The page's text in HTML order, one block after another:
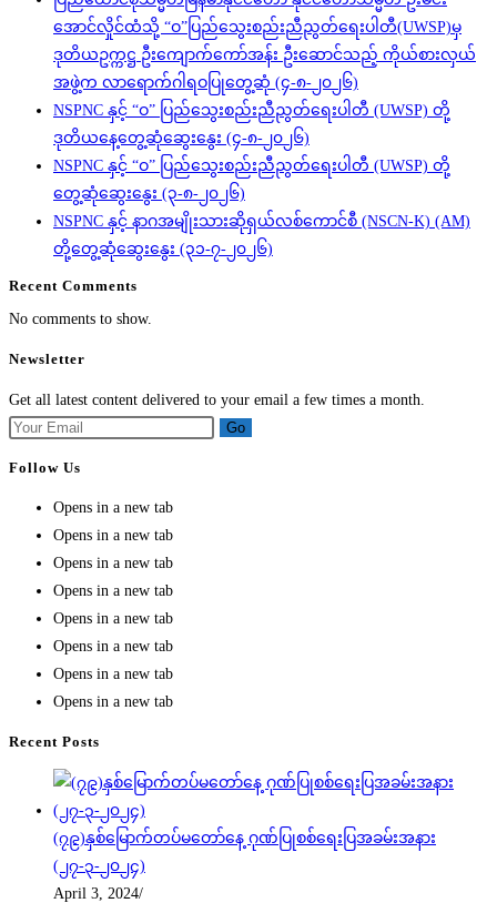
အောင်လှိုင်ထံသို့ “ဝ”ပြည်သွေးစည်းညီညွတ်ရေးပါတီ(UWSP)မှ
ဒုတိယဥက္ကဋ္ဌ ဦးကျောက်ကော်အန်း ဦးဆောင်သည့် ကိုယ်စားလှယ်
အဖွဲ့က လာရောက်ဂါရဝပြုတွေ့ဆုံ (၄-၈-၂၀၂၆)
NSPNC နှင့် “ဝ” ပြည်သွေးစည်းညီညွတ်ရေးပါတီ (UWSP) တို့
ဒုတိယနေ့တွေ့ဆုံဆွေးနွေး (၄-၈-၂၀၂၆)
NSPNC နှင့် “ဝ” ပြည်သွေးစည်းညီညွတ်ရေးပါတီ (UWSP) တို့
တွေ့ဆုံဆွေးနွေး (၃-၈-၂၀၂၆)
NSPNC နှင့် နာဂအမျိုးသားဆိုရှယ်လစ်ကောင်စီ (NSCN-K) (AM)
တို့တွေ့ဆုံဆွေးနွေး (၃၁-၇-၂၀၂၆)
Recent Comments
No comments to show.
Newsletter
Get all latest content delivered to your email a few times a month.
Go
Follow Us
Opens in a new tab
Opens in a new tab
Opens in a new tab
Opens in a new tab
Opens in a new tab
Opens in a new tab
Opens in a new tab
Opens in a new tab
Recent Posts
(၇၉)နှစ်မြောက်တပ်မတော်နေ့ ဂုဏ်ပြုစစ်ရေးပြအခမ်းအနား
(၂၇-၃-၂၀၂၄)
April 3, 2024/